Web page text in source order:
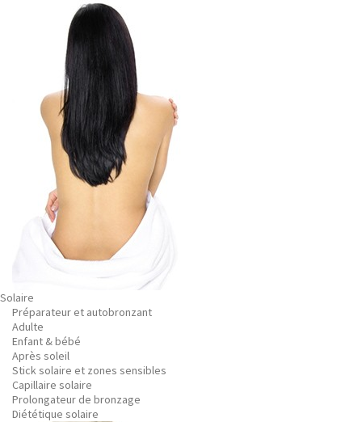
Solaire
Préparateur et autobronzant
Adulte
Enfant & bébé
Après soleil
Stick solaire et zones sensibles
Capillaire solaire
Prolongateur de bronzage
Diététique solaire